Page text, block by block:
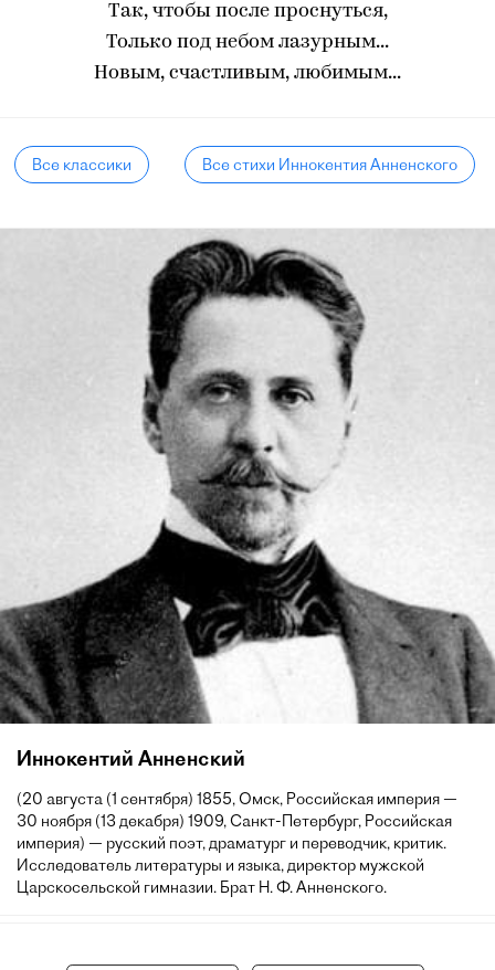
Так, чтобы после проснуться,
Только под небом лазурным...
Новым, счастливым, любимым...
Все классики Все стихи Иннокентия Анненского
Иннокентий Анненский
(20 августа (1 сентября) 1855, Омск, Российская империя —
30 ноября (13 декабря) 1909, Санкт-Петербург, Российская
империя) — русский поэт, драматург и переводчик, критик.
Исследователь литературы и языка, директор мужской
Царскосельской гимназии. Брат Н. Ф. Анненского.